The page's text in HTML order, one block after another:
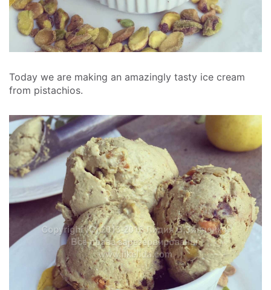
Today we are making an amazingly tasty ice cream
from pistachios.